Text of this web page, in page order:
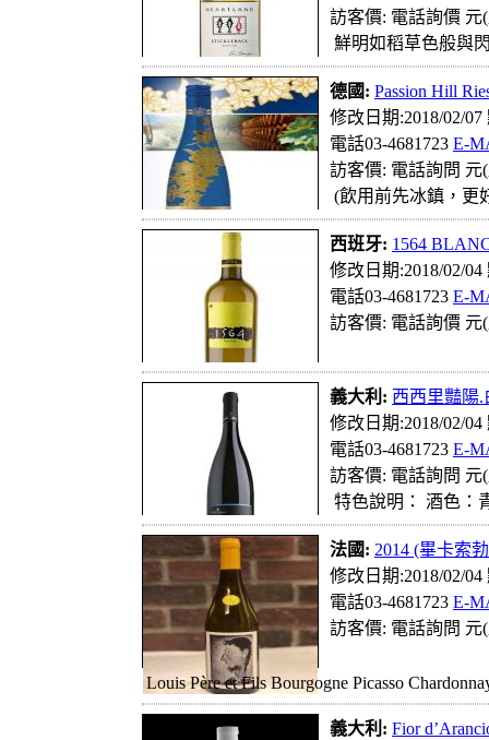
訪客價: 電話詢價 元(
鮮明如稻草色般與
德國: Passion Hill
修改日期:2018/02/07
電話03-4681723 E-
訪客價: 電話詢問 元(
(飲用前先冰鎮，更
西班牙: 1564
修改日期:2018/02/04
電話03-4681723 E-
訪客價: 電話詢價 元(
義大利: 西西里豔陽.
修改日期:2018/02/04
電話03-4681723 E-
訪客價: 電話詢問 元(
特色說明： 酒色：
法國: 2014 (畢卡索
修改日期:2018/02/04
電話03-4681723 E-
訪客價: 電話詢問 元(
Louis Père et Fils Bourgogne Picasso
義大利: Fior